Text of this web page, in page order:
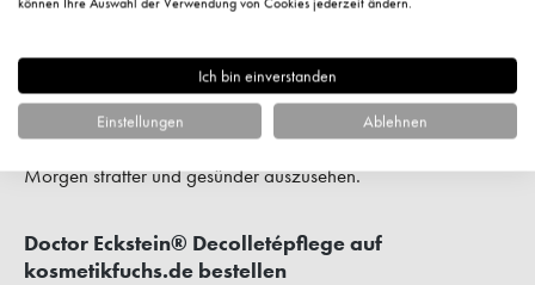
Knitterfältchen. Während die Seitenlage zu viel Druck ausübt,
entspannt die Rückenlage auf einem flachen Kissen die Haut
nachhaltig. Kombiniert mit der passenden Dekolletépflege
erholt sie sich in dieser Position nachts, um am nächsten
Morgen straffer und gesünder auszusehen.
Doctor Eckstein® Decolletépflege auf
kosmetikfuchs.de bestellen
Ich bin einverstanden
Einstellungen Ablehnen